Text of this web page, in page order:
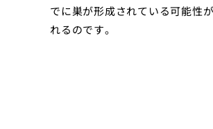
でに巣が形成されている可能性
れるのです。